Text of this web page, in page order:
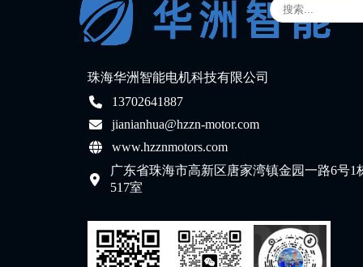
珠海华洲智能电机科技有限公司
13702641887
jianianhua@hzzn-motor.com
www.hzznmotors.com
广东省珠海市高新区唐家湾镇金园一路6号1
517室